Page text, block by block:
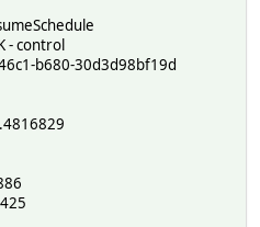
- control
b680-30d3d98bf19d